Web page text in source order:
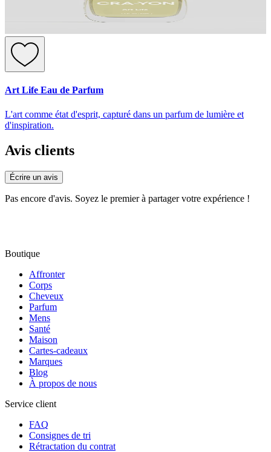
Art Life Eau de Parfum
L'art comme état d'esprit, capturé dans un parfum de lumière et
d'inspiration.
Avis clients
Écrire un avis
Pas encore d'avis. Soyez le premier à partager votre expérience !
Boutique
Affronter
Corps
Cheveux
Parfum
Mens
Santé
Maison
Cartes-cadeaux
Marques
Blog
À propos de nous
Service client
FAQ
Consignes de tri
Rétractation du contrat